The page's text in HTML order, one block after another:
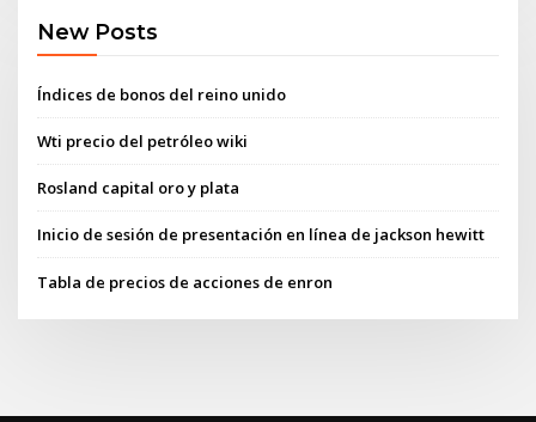
New Posts
Índices de bonos del reino unido
Wti precio del petróleo wiki
Rosland capital oro y plata
Inicio de sesión de presentación en línea de jackson hewitt
Tabla de precios de acciones de enron